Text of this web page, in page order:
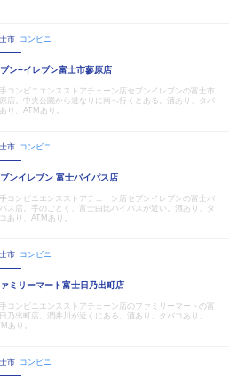
市 コンビニ
ン−イレブン富士市蓼原店
コンビニエンスストアチェーン店セブンイレブンの富士市
店。中央公園から道なりに南へ行くとある。酒あり、タバ
り、ATMあり。
市 コンビニ
ンイレブン 富士バイパス店
コンビニエンスストアチェーン店セブンイレブンの富士バ
ス店。字のごとく、富士由比バイパスが近い。酒あり、タ
あり、ATMあり。
市 コンビニ
ミリーマート富士日乃出町店
コンビニエンスストアチェーン店のファミリーマートの富
日乃出町店。潤井川が近くにある。酒あり、タバコあり、
あり。
市 コンビニ